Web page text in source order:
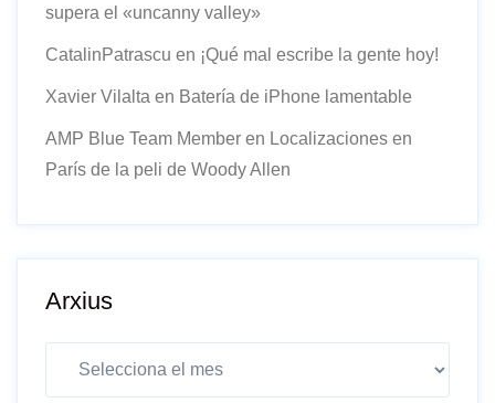
supera el «uncanny valley»
CatalinPatrascu en ¡Qué mal escribe la gente hoy!
Xavier Vilalta en Batería de iPhone lamentable
AMP Blue Team Member en Localizaciones en
París de la peli de Woody Allen
Arxius